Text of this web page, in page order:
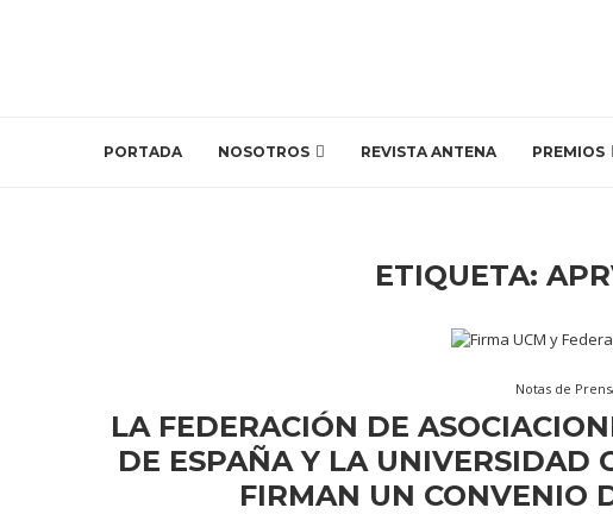
PORTADA NOSOTROS REVISTA ANTENA PREMIOS
ETIQUETA:
Notas de
LA FEDERACIÓN DE
DE ESPAÑA Y LA UNIVERSIDAD
FIRMAN UN CONVENIO